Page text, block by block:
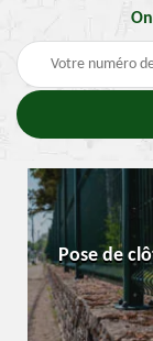
Pose de